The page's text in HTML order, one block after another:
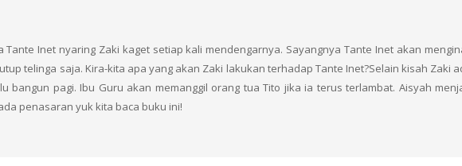
Inet nyaring Zaki kaget setiap kali mendengarnya. Sayangnya Tante Inet akan
telinga saja. Kira-kita apa yang akan Zaki lakukan terhadap Tante Inet?Selain kisah Zaki
bangun pagi. Ibu Guru akan memanggil orang tua Tito jika ia terus terlambat. Aisyah
penasaran yuk kita baca buku ini!